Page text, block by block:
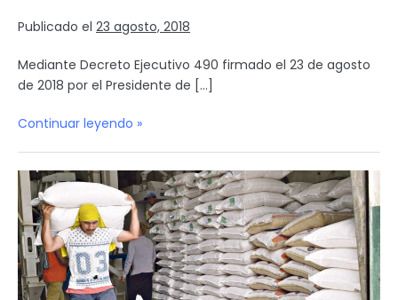
Publicado el 23 agosto, 2018
Mediante Decreto Ejecutivo 490 firmado el 23 de agosto
de 2018 por el Presidente de […]
Continuar leyendo »